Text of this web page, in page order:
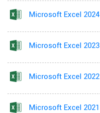
Microsoft Excel 2024
Microsoft Excel 2023
Microsoft Excel 2022
Microsoft Excel 2021